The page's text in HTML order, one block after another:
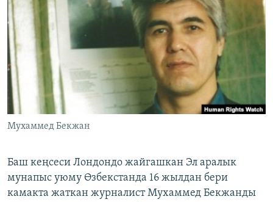
АЗАТТЫК+
ЫҢГАЙСЫЗ СУРООЛОР
ЭЕ/АРнун бардык сайттары
Мухаммед Бекжан
Баш кеңсеси Лондондо жайгашкан Эл аралык
мунапыс уюму Өзбекстанда 16 жылдан бери
камакта жаткан журналист Мухаммед Бекжанды